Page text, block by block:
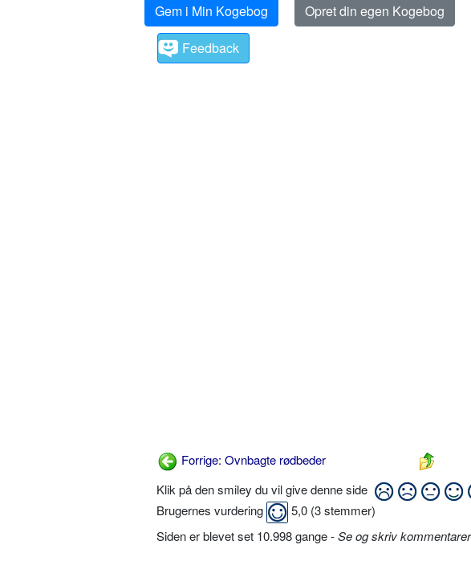
Gem i Min Kogebog Opret din egen Kogebog
Feedback
Forrige: Ovnbagte rødbeder
Klik på den smiley du vil give denne side
Brugernes vurdering
5,0 (3stemmer)
Siden er blevet set 10.998 gange -Se og skriv